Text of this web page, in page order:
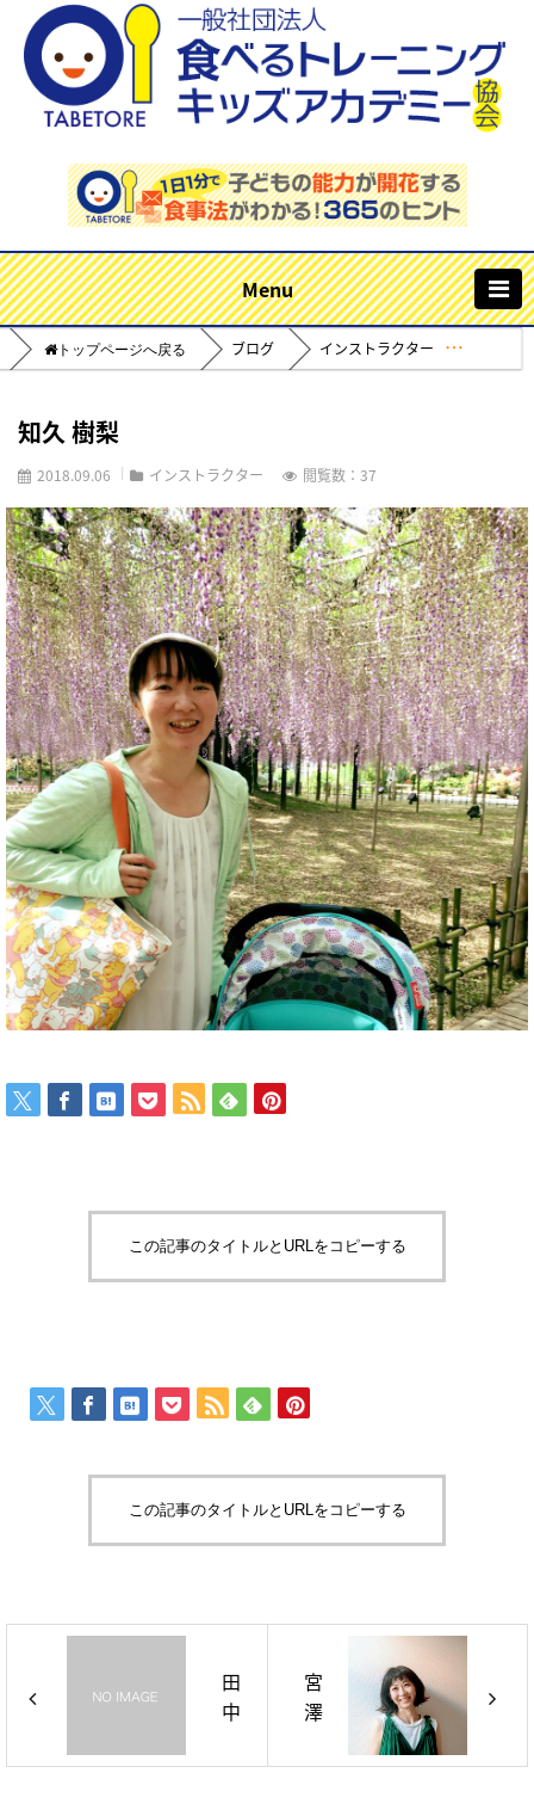
ブログ インストラクター
知久 樹梨
2018.09.06 インストラクター 閲覧数：37
この記事のタイトルとURLをコピーする
この記事のタイトルとURLをコピーする
田
中
ょ
宮
澤
ぐ